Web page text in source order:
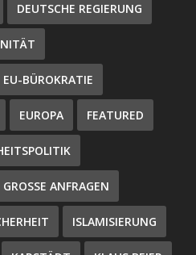
DEUTSCHE REGIERUNG
EU-BÜROKRATIE
EUROPA FEATURED
GROSSE ANFRAGEN
ISLAMISIERUNG